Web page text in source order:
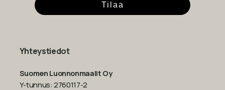
Tilaa
Yhteystiedot
Suomen Luonnonmaalit Oy
Y-tunnus: 2760117-2